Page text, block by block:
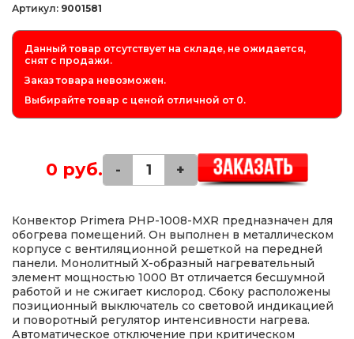
Артикул: 9001581
Данный товар отсутствует на складе, не ожидается,
снят с продажи.
Заказ товара невозможен.
Выбирайте товар с ценой отличной от 0.
0 руб. - +
Конвектор Primera PHP-1008-MXR предназначен для
обогрева помещений. Он выполнен в металлическом
корпусе с вентиляционной решеткой на передней
панели. Монолитный X-образный нагревательный
элемент мощностью 1000 Вт отличается бесшумной
работой и не сжигает кислород. Сбоку расположены
позиционный выключатель со световой индикацией
и поворотный регулятор интенсивности нагрева.
Автоматическое отключение при критическом